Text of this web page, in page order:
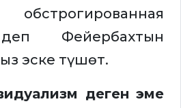
Фейербахтын
эске түшөт.
деген эме